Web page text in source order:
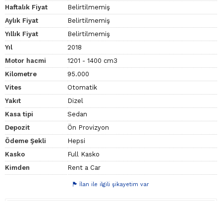
Haftalık Fiyat
Belirtilmemiş
Aylık Fiyat
Belirtilmemiş
Yıllık Fiyat
Belirtilmemiş
Yıl
2018
Motor hacmi
1201 - 1400 cm3
Kilometre
95.000
Vites
Otomatik
Yakıt
Dizel
Kasa tipi
Sedan
Depozit
Ön Provizyon
Ödeme Şekli
Hepsi
Kasko
Full Kasko
Kimden
Rent a Car
İlan ile ilgili şikayetim var